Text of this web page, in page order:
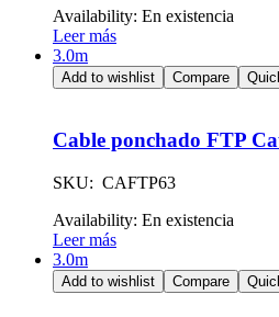
Availability: En existencia
Leer más
3.0m
Add to wishlist Compare
Cable ponchado FTP
SKU: CAFTP63
Availability: En existencia
Leer más
3.0m
Add to wishlist Compare